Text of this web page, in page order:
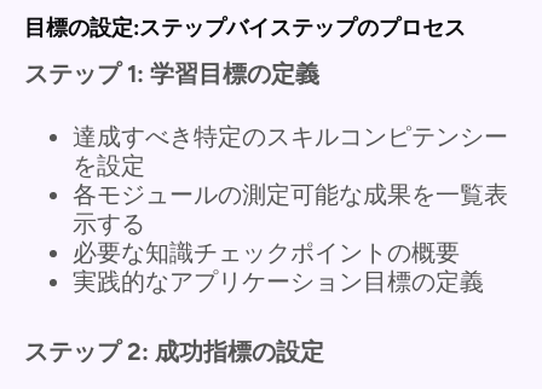
目標の設定:ステップバイステップのプロセス
ステップ 1: 学習目標の定義
達成すべき特定のスキルコンピテンシー
を設定
各モジュールの測定可能な成果を一覧表
示する
必要な知識チェックポイントの概要
実践的なアプリケーション目標の定義
ステップ 2: 成功指標の設定